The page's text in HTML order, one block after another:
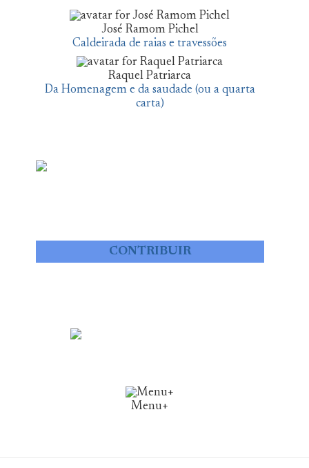
José Ramom Pichel
Caldeirada de raias e travessões
Raquel Patriarca
Da Homenagem e da saudade (ou a quarta
carta)
CONTRIBUIR
Menu+